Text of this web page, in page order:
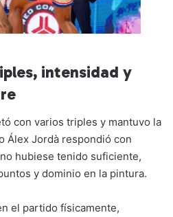
intensidad y
con varios triples y mantuvo la
Álex Jordà respondió con
hubiese tenido suficiente,
y dominio en la pintura.
el partido físicamente,